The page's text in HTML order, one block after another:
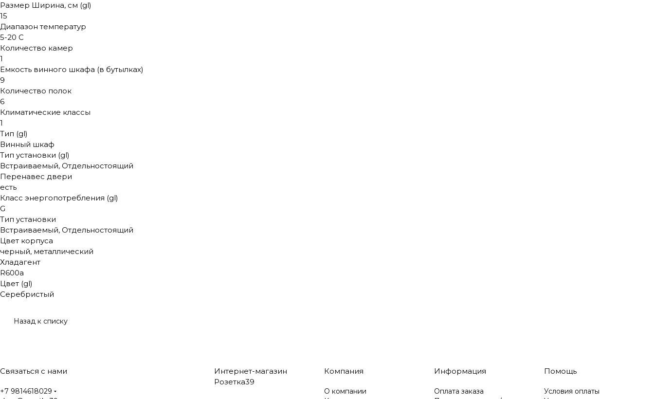
Размер Ширина, см (gl)
15
Диапазон температур
5-20 С
Количество камер
1
Емкость винного шкафа (в бутылках)
9
Количество полок
6
Климатические классы
1
Тип (gl)
Винный шкаф
Тип установки (gl)
Встраиваемый, Отдельностоящий
Перенавес двери
есть
Класс энергопотребления (gl)
G
Тип установки
Встраиваемый, Отдельностоящий
Цвет корпуса
черный, металлический
Хладагент
R600a
Цвет (gl)
Серебристый
Назад к списку
Связаться с нами
+7 9814618029
Интернет-магазин
Розетка39
Компания
О компании
Информация
Оплата заказа
Помощь
Условия оплаты